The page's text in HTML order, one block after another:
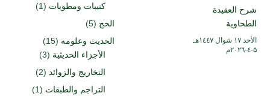
شرح العقيدة
الطحاوية
الأحد ۱۷ شوال ۱٤٤۷هـ
۵-٤-۲۰۲٦م
كتيبات ومطويات (1)
الحج (5)
الحديث وعلومه (15)
الأجزاء الحديثية (3)
التخاريج والزوائد (2)
التراجم والطبقات (1)